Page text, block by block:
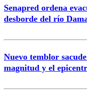
Correo
Senapred ordena
desborde del río
Nuevo temblor
magnitud y el